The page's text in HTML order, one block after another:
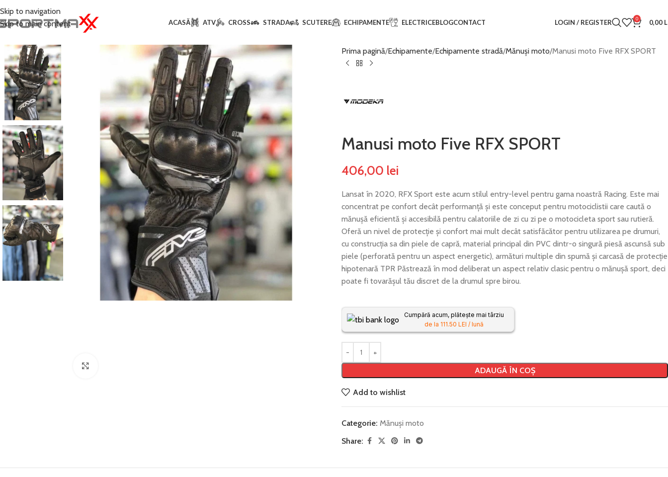
Skip to navigation
Skip to main content
ACASĂ ATV CROSS STRADA SCUTERE ECHIPAMENTE ELECTRICEBLOGCONTACT LOGIN / REGISTER 0 0,00
Prima pagină Echipamente Echipamente stradă Mănuși moto Manusi moto Five RFX SPORT
Manusi moto Five RFX SPORT
406,00 lei
Lansat în 2020, RFX Sport este acum stilul entry-level pentru gama noastră Racing. Este mai
concentrat pe confort decât performanță și este conceput pentru motociclistii care caută o
mănușă eficientă și accesibilă pentru calatoriile de zi cu zi pe o motocicleta sport sau rutieră.
Oferă un nivel de protecție și confort mai mult decât satisfăcător pentru utilizarea pe drumuri,
cu construcția sa din piele de capră, material principal din PVC dintr-o singură piesă ascunsă sub
piele (perforată pentru un aspect energetic), armături multiple din spumă și carcasă de protecție
hipotenară TPR Păstrează în mod deliberat un aspect relativ clasic pentru o mănușă sport, deci
poate fi tovarășul tău discret de la drumul spre birou.
ADAUGĂ ÎN COȘ
Cumpără acum, plătește mai târziu
de la 111.50 LEI / lună
Add to wishlist
Categorie: Mănuși moto
Share: